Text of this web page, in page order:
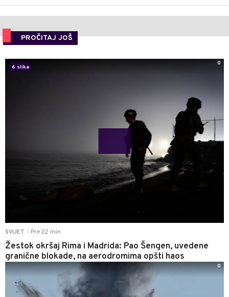
PROČITAJ JOŠ
SVIJET Pre 22 min
Žestok okršaj Rima i Madrida: Pao Šengen, uvedene
granične blokade, na aerodromima opšti haos
6 slika
0
0